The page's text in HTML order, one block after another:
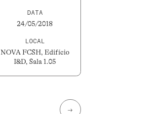
DATA
24/05/2018
LOCAL
NOVA FCSH, Edifício
I&D, Sala 1.05
→